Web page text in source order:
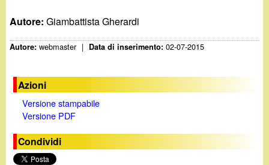
Autore:Giambattista Gherardi
Autore:webmaster | Data di inserimento:02-07-2015
Azioni
Versione stampabile
Versione PDF
Condividi